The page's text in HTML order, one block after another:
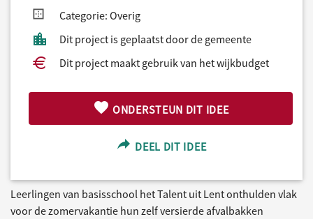
Categorie: Overig
Dit project is geplaatst door de gemeente
Dit project maakt gebruik van het wijkbudget
ONDERSTEUN DIT IDEE
DEEL DIT IDEE
Leerlingen van basisschool het Talent uit Lent onthulden vlak
voor de zomervakantie hun zelf versierde afvalbakken